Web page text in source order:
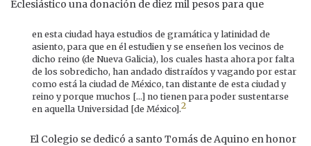
Eclesiástico una donación de diez mil pesos para que
en esta ciudad haya estudios de gramática y latinidad de
asiento, para que en él estudien y se enseñen los vecinos de
dicho reino (de Nueva Galicia), los cuales hasta ahora por falta
de los sobredicho, han andado distraídos y vagando por estar
como está la ciudad de México, tan distante de esta ciudad y
reino y porque muchos [...] no tienen para poder sustentarse
en aquella Universidad [de México].2
El Colegio se dedicó a santo Tomás de Aquino en honor